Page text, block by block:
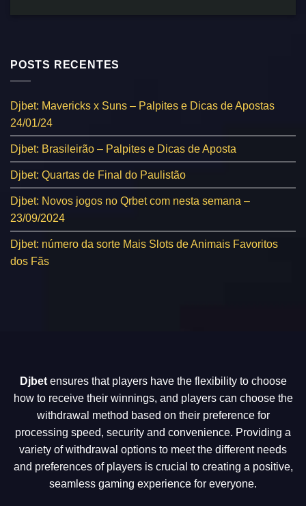
POSTS RECENTES
Djbet: Mavericks x Suns – Palpites e Dicas de Apostas
24/01/24
Djbet: Brasileirão – Palpites e Dicas de Aposta
Djbet: Quartas de Final do Paulistão
Djbet: Novos jogos no Qrbet com nesta semana –
23/09/2024
Djbet: número da sorte Mais Slots de Animais Favoritos
dos Fãs
Djbetensures that players have the flexibility to choose
how to receive their winnings, and players can choose the
withdrawal method based on their preference for
processing speed, security and convenience. Providing a
variety of withdrawal options to meet the different needs
and preferences of players is crucial to creating a positive,
seamless gaming experience for everyone.